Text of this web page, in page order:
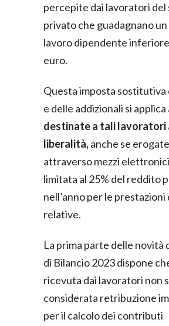
percepite dai lavoratori
privato che guadagnano
lavoro dipendente
euro.
Questa imposta sostitutiva
e delle addizionali si applica
destinate a tali lavoratori
liberalità,anche se erogate
attraverso mezzi
limitata al 25% del reddito
nell’anno per le prestazioni
relative.
La prima parte delle novità
di Bilancio 2023 dispone
ricevuta dai lavoratori non
considerata retribuzione
per il calcolo dei contributi